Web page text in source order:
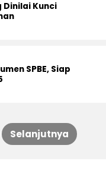
Kunci
SPBE, Siap
Selanjutnya